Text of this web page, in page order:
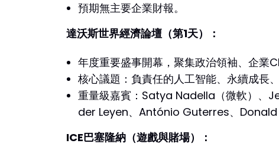
預期無主要企業財報。
達沃斯世界經濟論壇（第1天）：
年度重要盛事開幕，聚集政治領袖、企業
核心議題：負責任的人工智能、永續成長、
重量級嘉賓：Satya Nadella（微軟）
der Leyen、António Guterres、Donald
ICE巴塞隆納（遊戲與賭場）：